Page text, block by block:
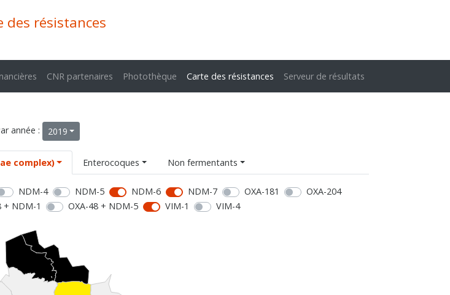
des résistances
CNR partenaires Photothèque Carte des résistances Serveur de résultats
année : 2019
complex) Enterocoques Non fermentants
NDM-4 NDM-5 NDM-6 NDM-7 OXA-181
OXA-204
+ NDM-1 OXA-48 + NDM-5 VIM-1 VIM-4